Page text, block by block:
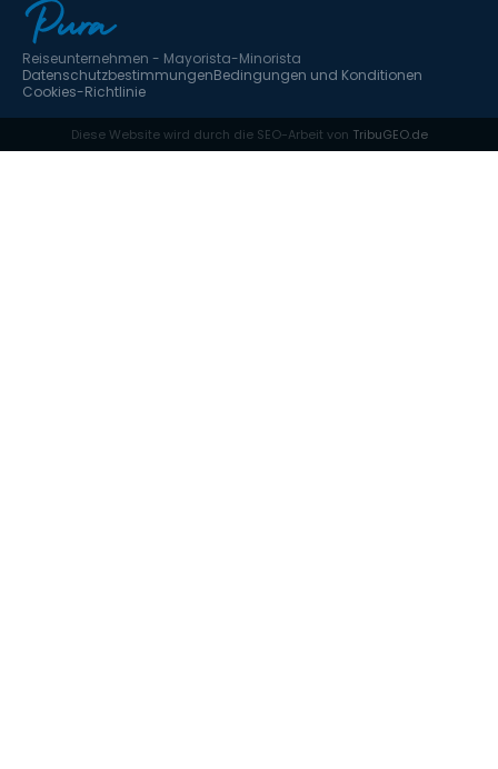
Reiseunternehmen - Mayorista-Minorista
DatenschutzbestimmungenBedingungen und Konditionen
Cookies-Richtlinie
Diese Website wird durch die SEO-Arbeit von TribuGEO.de